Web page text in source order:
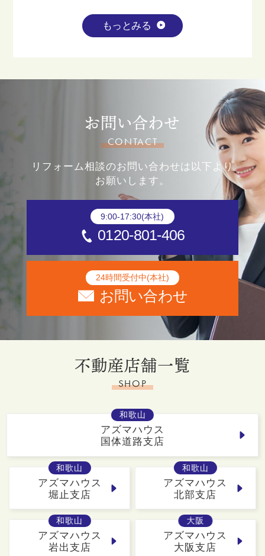
もっとみる
お問い合わせ
CONTACT
リフォーム相談のお問い合わせは以下より
お願いします。
9:00-17:30(本社)
0120-801-406
24時間受付中(本社)
お問い合わせ
不動産店舗一覧
SHOP
和歌山
アズマハウス
国体道路支店
和歌山
アズマハウス
堀止支店
和歌山
アズマハウス
北部支店
和歌山
アズマハウス
岩出支店
大阪
アズマハウス
大阪支店